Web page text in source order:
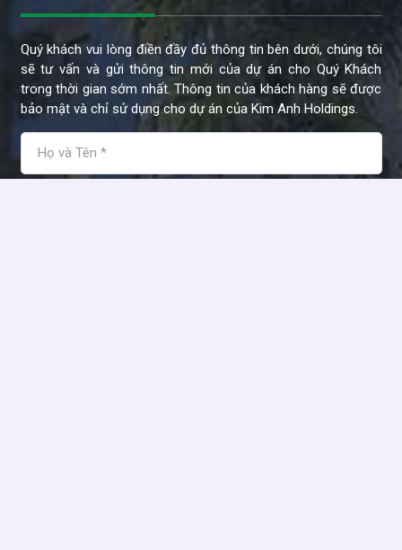
Quý khách vui lòng điền đầy đủ thông tin bên dưới, chúng tôi
sẽ tư vấn và gửi thông tin mới của dự án cho Quý Khách
trong thời gian sớm nhất. Thông tin của khách hàng sẽ được
bảo mật và chỉ sử dụng cho dự án của Kim Anh Holdings.
Như Ý
ở An Giang đặt lịch xem
Đất nền
5 giờ trước